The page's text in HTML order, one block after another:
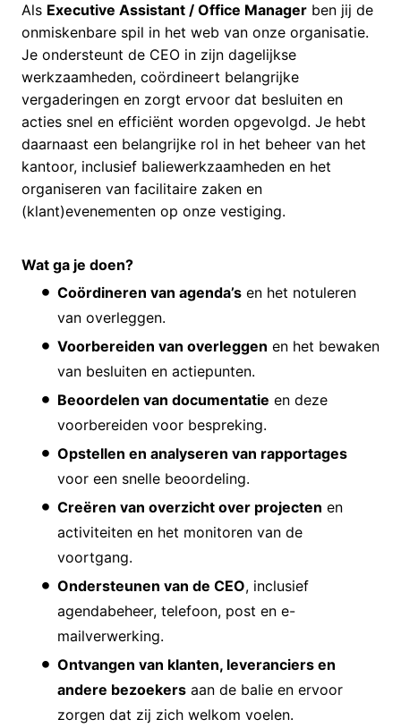
Als Executive Assistant / Office Manager ben jij de
onmiskenbare spil in het web van onze organisatie.
Je ondersteunt de CEO in zijn dagelijkse
werkzaamheden, coördineert belangrijke
vergaderingen en zorgt ervoor dat besluiten en
acties snel en efficiënt worden opgevolgd. Je hebt
daarnaast een belangrijke rol in het beheer van het
kantoor, inclusief baliewerkzaamheden en het
organiseren van facilitaire zaken en
(klant)evenementen op onze vestiging.
Wat ga je doen?
Coördineren van agenda’s en het notuleren
van overleggen.
Voorbereiden van overleggen en het bewaken
van besluiten en actiepunten.
Beoordelen van documentatie en deze
voorbereiden voor bespreking.
Opstellen en analyseren van rapportages
voor een snelle beoordeling.
Creëren van overzicht over projecten en
activiteiten en het monitoren van de
voortgang.
Ondersteunen van de CEO, inclusief
agendabeheer, telefoon, post en e-
mailverwerking.
Ontvangen van klanten, leveranciers en
andere bezoekers aan de balie en ervoor
zorgen dat zij zich welkom voelen.